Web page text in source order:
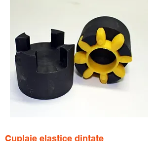
Cuplaje elastice dințate